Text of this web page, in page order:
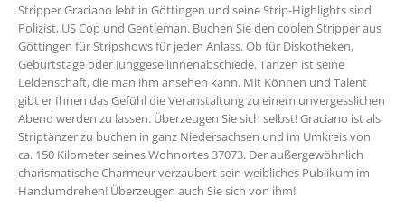
Stripper Graciano lebt in Göttingen und seine Strip-Highlights sind
Polizist, US Cop und Gentleman. Buchen Sie den coolen Stripper aus
Göttingen für Stripshows für jeden Anlass. Ob für Diskotheken,
Geburtstage oder Junggesellinnenabschiede. Tanzen ist seine
Leidenschaft, die man ihm ansehen kann. Mit Können und Talent
gibt er Ihnen das Gefühl die Veranstaltung zu einem unvergesslichen
Abend werden zu lassen. Überzeugen Sie sich selbst! Graciano ist als
Striptänzer zu buchen in ganz Niedersachsen und im Umkreis von
ca. 150 Kilometer seines Wohnortes 37073. Der außergewöhnlich
charismatische Charmeur verzaubert sein weibliches Publikum im
Handumdrehen! Überzeugen auch Sie sich von ihm!